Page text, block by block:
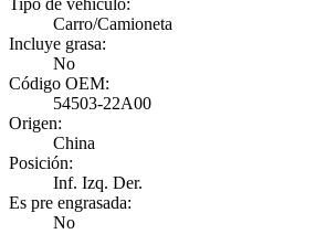
Tipo de vehículo:
Carro/Camioneta
Incluye grasa:
No
Código OEM:
54503-22A00
Origen:
China
Posición:
Inf. Izq. Der.
Es pre engrasada:
No